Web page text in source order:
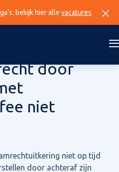
bekijk hier alle vacatures
door
niet
niet op tijd
door achteraf zijn